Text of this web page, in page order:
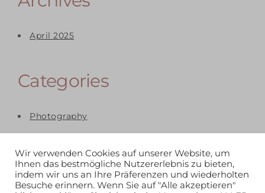
April 2025
Categories
Photography
Wir verwenden Cookies auf unserer Website, um
Ihnen das bestmögliche Nutzererlebnis zu bieten,
indem wir uns an Ihre Präferenzen und wiederholten
Besuche erinnern. Wenn Sie auf "Alle akzeptieren"